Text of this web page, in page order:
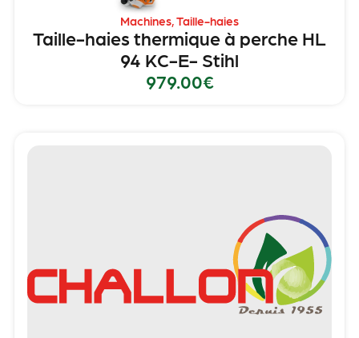
Machines Taille-haies
Taille-haies thermique à perche HL
94 KC-E- Stihl
979.00€